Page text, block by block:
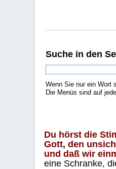
Suche in den
Wenn Sie nur ein Wort
Die Menüs sind auf
Du hörst die
Gott, den
und daß wir
eine Schranke,